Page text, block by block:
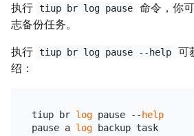
执行 tiup br log pause
命令，你
志备份任务。
执行 tiup br log pause --help
可
绍：
tiup br log pause --help
pause a log backup task